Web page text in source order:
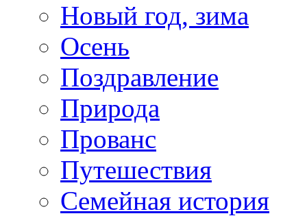
Новый год, зима
Осень
Поздравление
Природа
Прованс
Путешествия
Семейная история